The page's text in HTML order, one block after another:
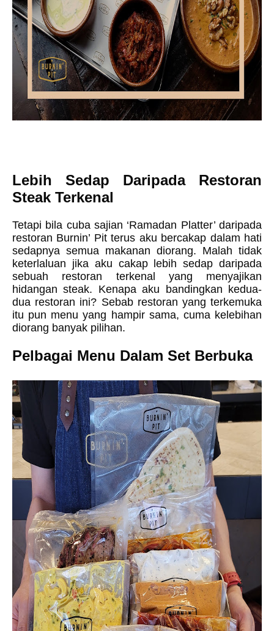
Lebih Sedap Daripada Restoran
Steak Terkenal
Tetapi bila cuba sajian ‘Ramadan Platter’ daripada
restoran Burnin’ Pit terus aku bercakap dalam hati
sedapnya semua makanan diorang. Malah tidak
keterlaluan jika aku cakap lebih sedap daripada
sebuah restoran terkenal yang menyajikan
hidangan steak. Kenapa aku bandingkan kedua-
dua restoran ini? Sebab restoran yang terkemuka
itu pun menu yang hampir sama, cuma kelebihan
diorang banyak pilihan.
Pelbagai Menu Dalam Set Berbuka